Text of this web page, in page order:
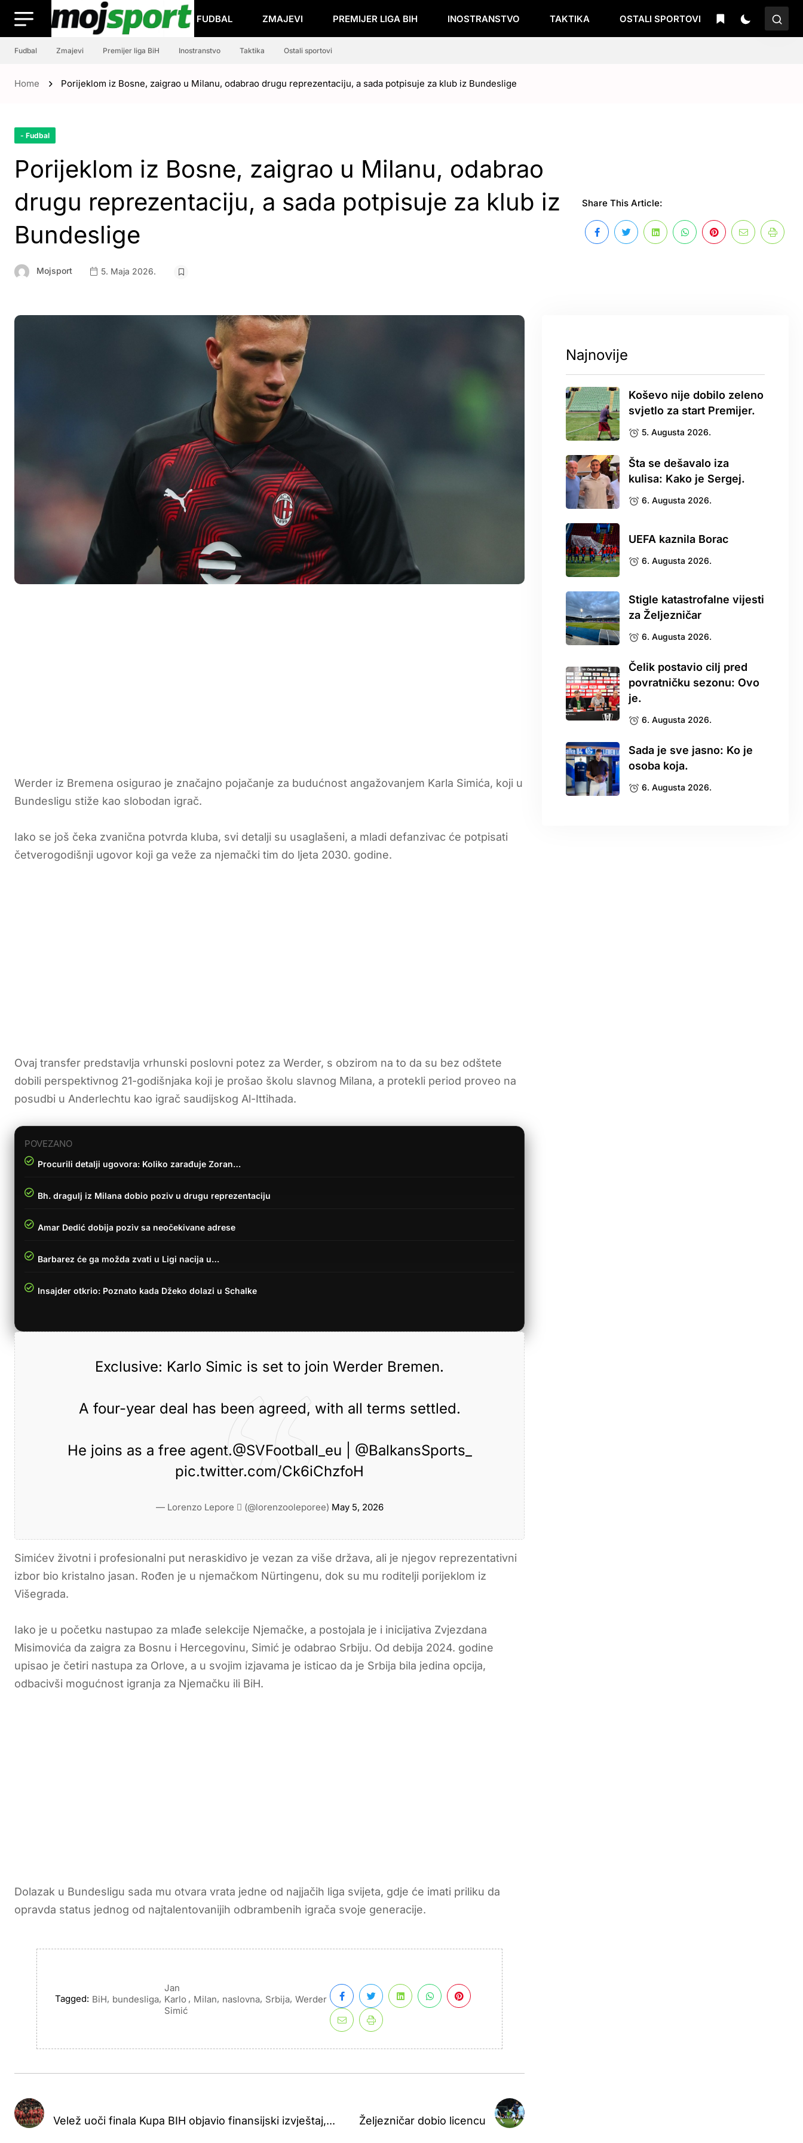
FUDBAL ZMAJEVI PREMIJER LIGA BIH INOSTRANSTVO TAKTIKA OSTALI SPORTOVI
Fudbal Zmajevi Premijer liga BiH Inostranstvo Taktika Ostali sportovi
Home Porijeklom iz Bosne, zaigrao u Milanu, odabrao drugu reprezentaciju, a sada potpisuje za klub iz Bundeslige
- Fudbal
Porijeklom iz Bosne, zaigrao u Milanu, odabrao
drugu reprezentaciju, a sada potpisuje za klub iz
Bundeslige
Mojsport 5. Maja 2026.
Share This Article:
Werder iz Bremena osigurao je značajno pojačanje za budućnost angažovanjem Karla Simića, koji u
Bundesligu stiže kao slobodan igrač.
Iako se još čeka zvanična potvrda kluba, svi detalji su usaglašeni, a mladi defanzivac će potpisati
četverogodišnji ugovor koji ga veže za njemački tim do ljeta 2030. godine.
Ovaj transfer predstavlja vrhunski poslovni potez za Werder, s obzirom na to da su bez odštete
dobili perspektivnog 21-godišnjaka koji je prošao školu slavnog Milana, a protekli period proveo na
posudbi u Anderlechtu kao igrač saudijskog Al-Ittihada.
POVEZANO
Procurili detalji ugovora: Koliko zarađuje Zoran…
Bh. dragulj iz Milana dobio poziv u drugu reprezentaciju
Amar Dedić dobija poziv sa neočekivane adrese
Barbarez će ga možda zvati u Ligi nacija u…
Insajder otkrio: Poznato kada Džeko dolazi u Schalke
Exclusive: Karlo Simic is set to join Werder Bremen.
A four-year deal has been agreed, with all terms settled.
He joins as a free agent.@SVFootball_eu
@BalkansSports_
pic.twitter.com/Ck6iChzfoH
— Lorenzo Lepore  (@lorenzooleporee) May 5, 2026
Simićev životni i profesionalni put neraskidivo je vezan za više država, ali je njegov reprezentativni
izbor bio kristalno jasan. Rođen je u njemačkom Nürtingenu, dok su mu roditelji porijeklom iz
Višegrada.
Iako je u početku nastupao za mlađe selekcije Njemačke, a postojala je i inicijativa Zvjezdana
Misimovića da zaigra za Bosnu i Hercegovinu, Simić je odabrao Srbiju. Od debija 2024. godine
upisao je četiri nastupa za Orlove, a u svojim izjavama je isticao da je Srbija bila jedina opcija,
odbacivši mogućnost igranja za Njemačku ili BiH.
Dolazak u Bundesligu sada mu otvara vrata jedne od najjačih liga svijeta, gdje će imati priliku da
opravda status jednog od najtalentovanijih odbrambenih igrača svoje generacije.
Tagged: BiH, bundesliga,
Jan
Karlo
Simić
, Milan, naslovna, Srbija, Werder
Velež uoči finala Kupa BIH objavio finansijski izvještaj,... Željezničar dobio licencu
Najnovije
Koševo nije dobilo zeleno
svjetlo za start Premijer.
5. Augusta 2026.
Šta se dešavalo iza
kulisa: Kako je Sergej.
6. Augusta 2026.
UEFA kaznila Borac
6. Augusta 2026.
Stigle katastrofalne vijesti
za Željezničar
6. Augusta 2026.
Čelik postavio cilj pred
povratničku sezonu: Ovo
je.
6. Augusta 2026.
Sada je sve jasno: Ko je
osoba koja.
6. Augusta 2026.